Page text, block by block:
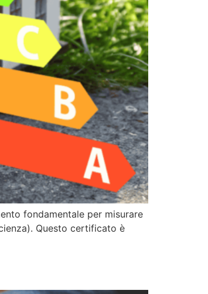
fondamentale per misurare
Questo certificato è